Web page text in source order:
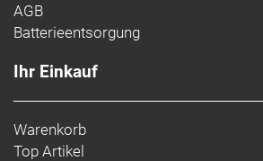
AGB
Batterieentsorgung
Ihr Einkauf
Warenkorb
Top Artikel